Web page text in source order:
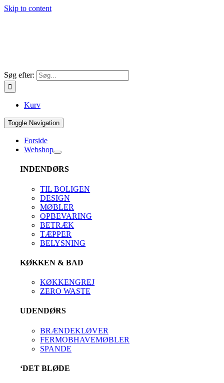
Skip to content
Søg efter:
Kurv
Toggle Navigation
Forside
Webshop
INDENDØRS
TIL BOLIGEN
DESIGN
MØBLER
OPBEVARING
BETRÆK
TÆPPER
BELYSNING
KØKKEN & BAD
KØKKENGREJ
ZERO WASTE
UDENDØRS
BRÆNDEKLØVER
FERMOBHAVEMØBLER
SPANDE
‘DET BLØDE